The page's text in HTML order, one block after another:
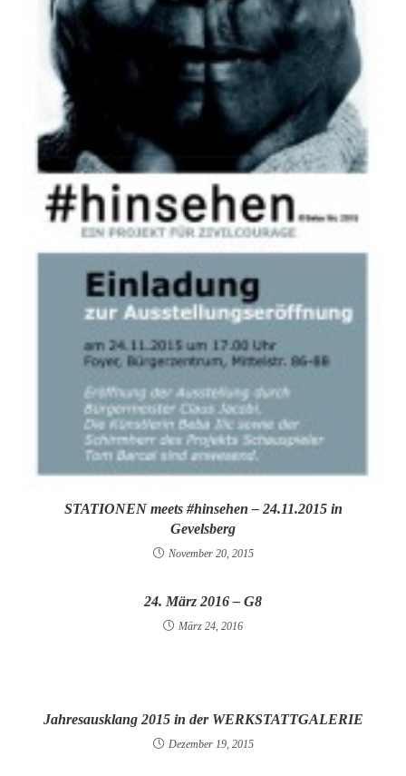
STATIONEN meets #hinsehen – 24.11.2015 in
Gevelsberg
November 20, 2015
24. März 2016 – G8
März 24, 2016
Jahresausklang 2015 in der WERKSTATTGALERIE
Dezember 19, 2015